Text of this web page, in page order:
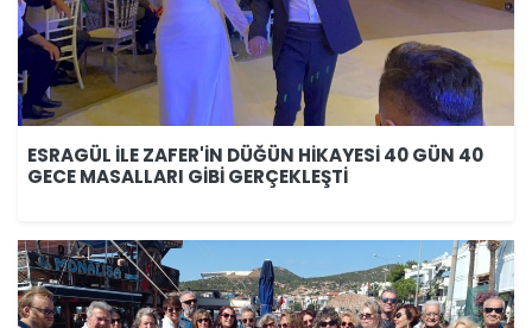
ESRAGÜL İLE ZAFER'İN DÜĞÜN HİKAYESİ 40 GÜN 40
GECE MASALLARI GİBİ GERÇEKLEŞTİ